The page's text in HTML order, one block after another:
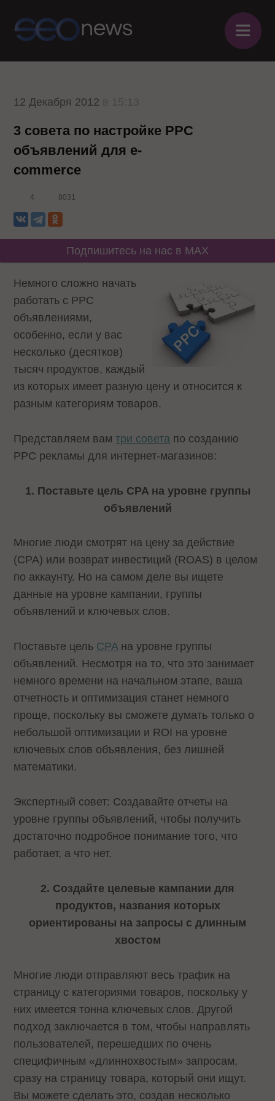
≡
12 Декабря 2012
3 совета по настройке PPC
объявлений для e-
commerce
4 8031
Подпишитесь на нас в MAX
Немного сложно начать
работать с PPC
объявлениями,
особенно, если у вас
несколько (десятков)
тысяч продуктов, каждый
из которых имеет разную цену и относится к
разным категориям товаров.
Представляем вамтри совета по созданию
PPC рекламы для интернет-магазинов:
1. Поставьте цель CPA на уровне группы
объявлений
Многие люди смотрят на цену за действие
(CPA) или возврат инвестиций (ROAS) в целом
по аккаунту. Но на самом деле вы ищете
данные на уровне кампании, группы
объявлений и ключевых слов.
Поставьте цель CPAна уровне группы
объявлений. Несмотря на то, что это занимает
немного времени на начальном этапе, ваша
отчетность и оптимизация станет немного
проще, поскольку вы сможете думать только о
небольшой оптимизации и ROI на уровне
ключевых слов объявления, без лишней
математики.
Экспертный совет: Создавайте отчеты на
уровне группы объявлений, чтобы получить
достаточно подробное понимание того, что
работает, а что нет.
2. Создайте целевые кампании для
продуктов, названия которых
ориентированы на запросы с длинным
хвостом
Многие люди отправляют весь трафик на
страницу с категориями товаров, поскольку у
них имеется тонна ключевых слов. Другой
подход заключается в том, чтобы направлять
пользователей, перешедших по очень
специфичным «длиннохвостым» запросам,
сразу на страницу товара, который они ищут.
Вы можете сделать это, создав несколько